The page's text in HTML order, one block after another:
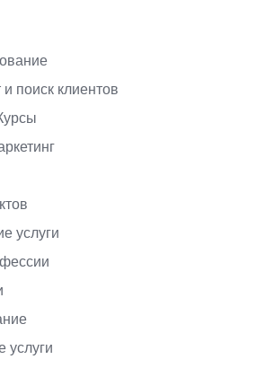
поиск клиентов
услуги
услуги